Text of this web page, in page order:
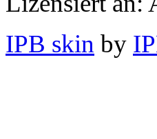
IPB skin by